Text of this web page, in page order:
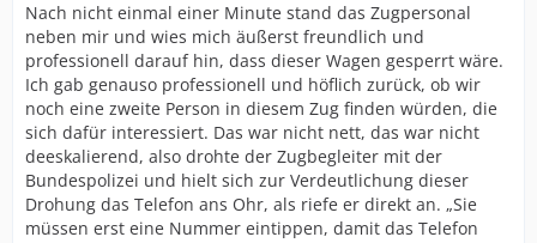
Nach nicht einmal einer Minute stand das Zugpersonal
neben mir und wies mich äußerst freundlich und
professionell darauf hin, dass dieser Wagen gesperrt wäre.
Ich gab genauso professionell und höflich zurück, ob wir
noch eine zweite Person in diesem Zug finden würden, die
sich dafür interessiert. Das war nicht nett, das war nicht
deeskalierend, also drohte der Zugbegleiter mit der
Bundespolizei und hielt sich zur Verdeutlichung dieser
Drohung das Telefon ans Ohr, als riefe er direkt an. „Sie
müssen erst eine Nummer eintippen, damit das Telefon